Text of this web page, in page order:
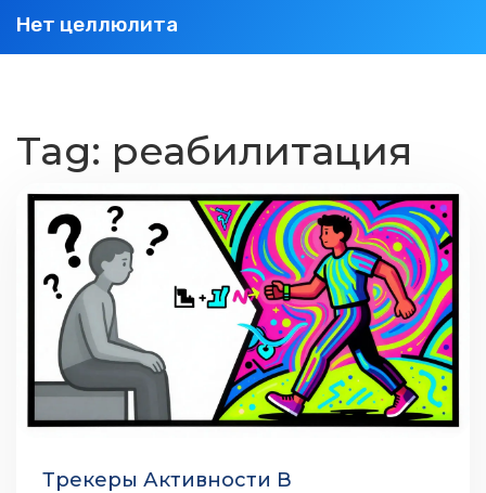
Нет целлюлита
Tag: реабилитация
Трекеры Активности В